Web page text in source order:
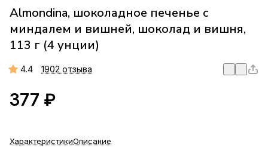
Almondina, шоколадное печенье с
миндалем и вишней, шоколад и вишня,
113 г (4 унции)
4.4 1902 отзыва
377 ₽
ХарактеристикиОписание